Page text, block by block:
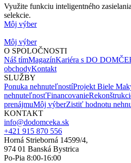
Využite funkciu inteligentného
selekcie.
Môj výber
Môj výber
O SPOLOČNOSTI
Náš tímMagazínKariéra s DO
obchodyKontakt
SLUŽBY
Ponuka nehnuteľnostíProjekt Biele
nehnuteľnosťFinancovanie
prenájmuMôj výberZistiť hodnotu
KONTAKT
info@dodomceka.sk
+421 915 870 556
Horná Strieborná 14599/4,
974 01 Banská Bystrica
Po-Pia 8:00-16:00